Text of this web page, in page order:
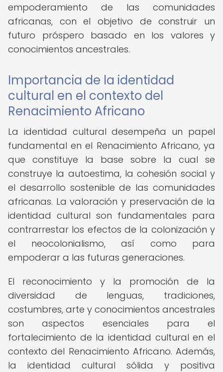
empoderamiento de las comunidades
africanas, con el objetivo de construir un
futuro próspero basado en los valores y
conocimientos ancestrales.
Importancia de la identidad
cultural en el contexto del
Renacimiento Africano
La identidad cultural desempeña un papel
fundamental en el Renacimiento Africano, ya
que constituye la base sobre la cual se
construye la autoestima, la cohesión social y
el desarrollo sostenible de las comunidades
africanas. La valoración y preservación de la
identidad cultural son fundamentales para
contrarrestar los efectos de la colonización y
el neocolonialismo, así como para
empoderar a las futuras generaciones.
El reconocimiento y la promoción de la
diversidad de lenguas, tradiciones,
costumbres, arte y conocimientos ancestrales
son aspectos esenciales para el
fortalecimiento de la identidad cultural en el
contexto del Renacimiento Africano. Además,
la identidad cultural sólida y positiva